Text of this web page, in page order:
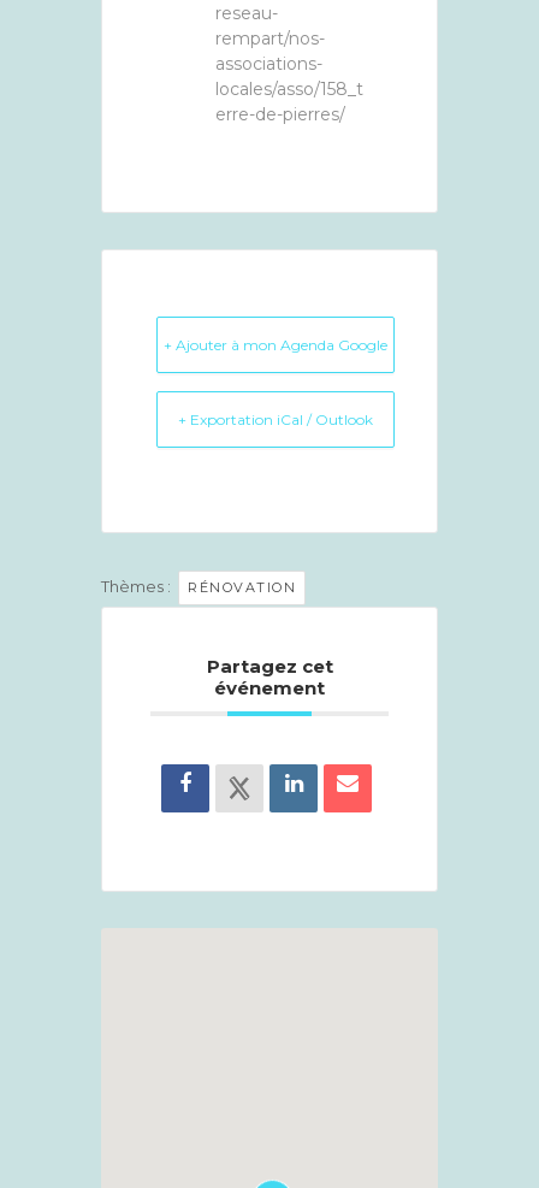
reseau-
rempart/nos-
associations-
locales/asso/158_t
erre-de-pierres/
+ Ajouter à mon Agenda Google
+ Exportation iCal / Outlook
Thèmes : RÉNOVATION
Partagez cet
événement